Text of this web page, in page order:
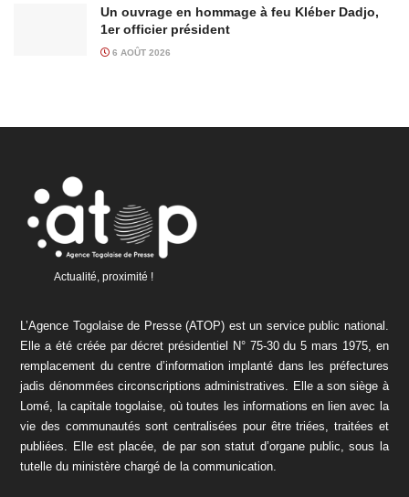
Un ouvrage en hommage à feu Kléber Dadjo,
1er officier président
6 AOÛT 2026
Actualité, proximité !
L’Agence Togolaise de Presse (ATOP) est un service public national.
Elle a été créée par décret présidentiel N° 75-30 du 5 mars 1975, en
remplacement du centre d’information implanté dans les préfectures
jadis dénommées circonscriptions administratives. Elle a son siège à
Lomé, la capitale togolaise, où toutes les informations en lien avec la
vie des communautés sont centralisées pour être triées, traitées et
publiées. Elle est placée, de par son statut d’organe public, sous la
tutelle du ministère chargé de la communication.